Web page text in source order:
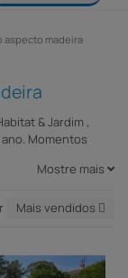
aspecto madeira
& Jardim ,
Momentos
longa vida útil.
Mostre mais
Mais vendidos